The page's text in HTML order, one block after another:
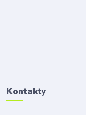
Kontakty